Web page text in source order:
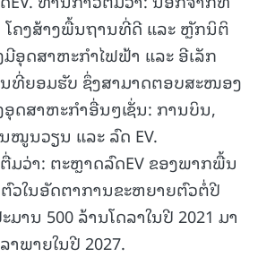
ໂຄງສ້າງພື້ນຖານທີ່ດີ ແລະ ຫຼັກນິຕິ
ອຸດສາຫະກຳໄຟຟ້າ ແລະ ອີເລັກ
ນທີ່ຍອມຮັບ ຊຶ່ງສາມາດຕອບສະໜອງ
ດສາຫະກຳອື່ນໆເຊັ່ນ: ການບິນ,
ໝູນວຽນ ແລະ ລົດ EV.
ມວ່າ: ຕະຫຼາດລົດEV ຂອງພາກພື້ນ
ວໃນອັດຕາການຂະຫຍາຍຕົວຕໍ່ປີ
ມານ 500 ລ້ານໂດລາໃນປີ 2021 ມາ
ພາຍໃນປີ 2027.